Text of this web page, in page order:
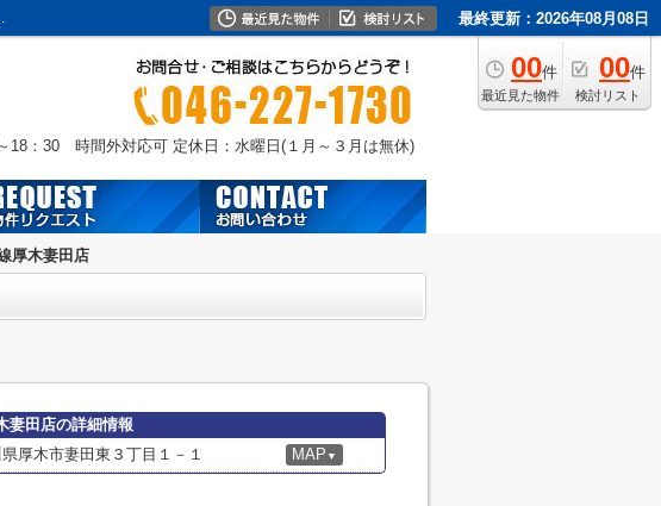
クステージへおまかせ！ 最終更新：2026年08月08日
00件
最近見た物件
00件
検討リスト
18：30 時間外対応可 定休日：水曜日(１月～３月は無休)
厚木妻田店
妻田店の詳細情報
厚木市妻田東３丁目１－１ MAP ▼